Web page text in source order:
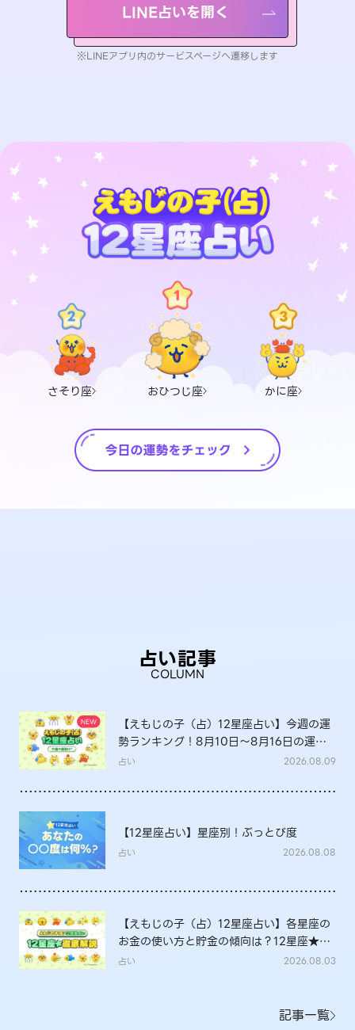
LINE占いを開く
※LINEアプリ内のサービスページへ遷移します
さそり座 おひつじ座 かに座
占い記事
COLUMN
【えもじの子（占）12星座占い】今週の運
勢ランキング！8月10日～8月16日の運勢
は？
占い 2026.08.09
【12星座占い】星座別！ぶっとび度
占い 2026.08.08
【えもじの子（占）12星座占い】各星座の
お金の使い方と貯金の傾向は？12星座★徹
底解説
占い 2026.08.03
記事一覧